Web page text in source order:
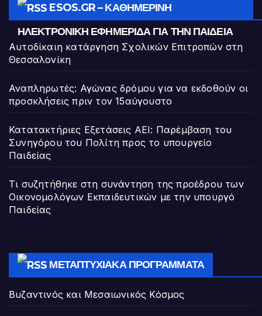
ESOS.GR – ΚΑΘΗΜΕΡΙΝΉ
ΗΛΕΚΤΡΟΝΙΚΉ ΕΦΗΜΕΡΊΔΑ ΓΙΑ ΤΗΝ ΠΑΙΔΕΊΑ
Αυτοδίκαιη κατάργηση Σχολικών Επιτροπών στη
Θεσσαλονίκη
Αναπληρωτές: Αγώνας δρόμου για να εκδοθούν οι
προσκλήσεις πριν τον 15αύγουστο
Κατατακτήριες Εξετάσεις ΑΕΙ: Παρέμβαση του
Συνηγόρου του Πολίτη προς το υπουργείο
Παιδείας
Τι συζητήθηκε στη συνάντηση της προέδρου των
Οικονομολόγων Εκπαιδευτικών με την υπουργό
Παιδείας
ΜΕΤΑΠΤΥΧΙΑΚΆ ΠΡΟΓΡΆΜΜΑΤΑ
Βυζαντινός και Μεσαιωνικός Κόσμος